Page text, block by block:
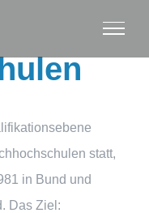
statt,
in Bund und
Das Ziel: